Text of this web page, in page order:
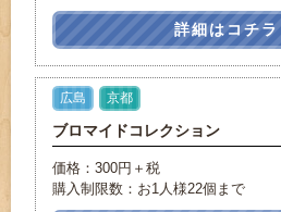
詳細はコチラ
広島 京都
ブロマイドコレクション
価格：300円＋税
購入制限数：お1人様22個まで